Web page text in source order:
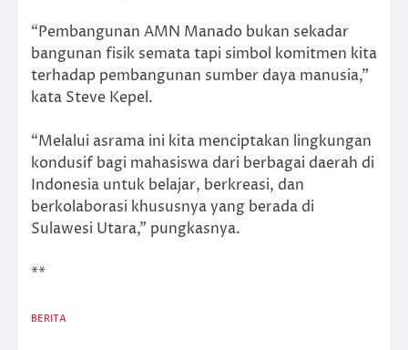
“Pembangunan AMN Manado bukan sekadar
bangunan fisik semata tapi simbol komitmen kita
terhadap pembangunan sumber daya manusia,”
kata Steve Kepel.
“Melalui asrama ini kita menciptakan lingkungan
kondusif bagi mahasiswa dari berbagai daerah di
Indonesia untuk belajar, berkreasi, dan
berkolaborasi khususnya yang berada di
Sulawesi Utara,” pungkasnya.
**
BERITA